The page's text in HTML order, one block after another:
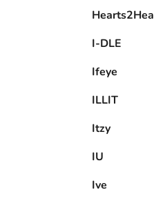
I-DLE
Ifeye
ILLIT
Itzy
IU
Ive